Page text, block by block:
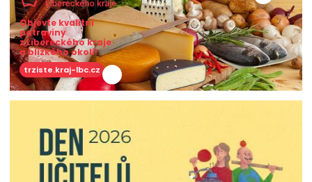
Objevte kvalitní
potraviny
z Libereckého kraje
a blízkého okolí!
trziste.kraj-lbc.cz